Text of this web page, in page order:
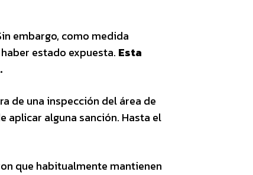
embargo, como medida
estado expuesta. Esta
de una inspección del área de
alguna sanción. Hasta el
que habitualmente mantienen